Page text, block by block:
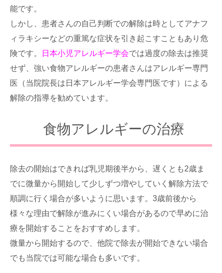
能です。
しかし、患者さんの自己判断での解除は時としてアナフ
ィラキシーなどの重篤な症状を引き起こすこともあり危
険です。
日本小児アレルギー学会では過度の除去は推奨
せず、強い食物アレルギーの患者さんはアレルギー専門
医（当院院長は日本アレルギー学会専門医です）による
解除の指導を勧めています。
食物アレルギーの治療
除去の開始はできれば乳児期後半から、遅くとも2歳ま
でに微量から開始して少しずつ増やしていく解除方法で
順調に行く場合が多いように思います。3歳前後から
様々な理由で解除が進みにくい場合があるので早めに治
療を開始することをおすすめします。
微量から開始するので、他院で除去が開始できない場合
でも当院では可能な場合も多いです。